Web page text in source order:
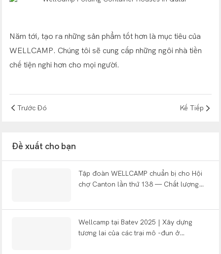
Năm tới, tạo ra những sản phẩm tốt hơn là mục tiêu của
WELLCAMP. Chúng tôi sẽ cung cấp những ngôi nhà tiền
chế tiện nghi hơn cho mọi người.
Trước Đó Kế Tiếp
Đề xuất cho bạn
Tập đoàn WELLCAMP chuẩn bị cho Hội
chợ Canton lần thứ 138 — Chất lượng
Wellcamp tại Batev 2025 | Xây dựng
tương lai của các trại mô -đun ở